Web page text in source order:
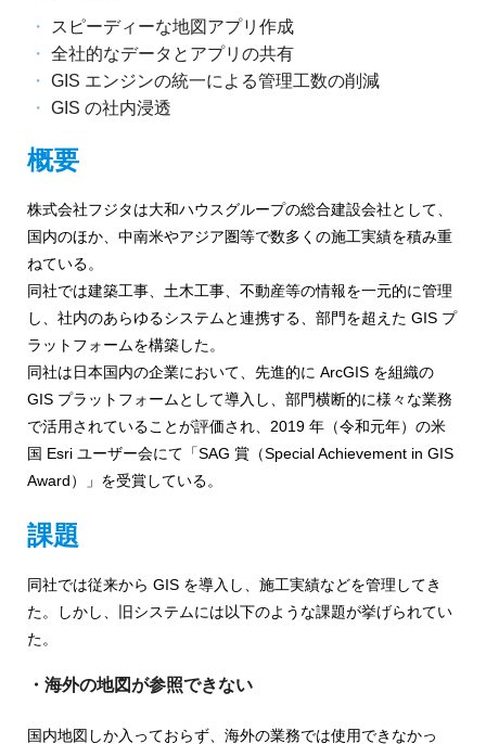
シ
ム
|
ESRI
ジ
ャ
パ
ン
スピーディーな地図アプリ作成
全社的なデータとアプリの共有
GIS エンジンの統一による管理工数の削減
GIS の社内浸透
概要
株式会社フジタは大和ハウスグループの総合建設会社として、
国内のほか、中南米やアジア圏等で数多くの施工実績を積み重
ねている。
同社では建築工事、土木工事、不動産等の情報を一元的に管理
し、社内のあらゆるシステムと連携する、部門を超えた GIS プ
ラットフォームを構築した。
同社は日本国内の企業において、先進的に ArcGIS を組織の
GIS プラットフォームとして導入し、部門横断的に様々な業務
で活用されていることが評価され、2019 年（令和元年）の米
国 Esri ユーザー会にて「SAG 賞（Special Achievement in GIS
Award）」を受賞している。
課題
同社では従来から GIS を導入し、施工実績などを管理してき
た。しかし、旧システムには以下のような課題が挙げられてい
た。
・海外の地図が参照できない
国内地図しか入っておらず、海外の業務では使用できなかっ